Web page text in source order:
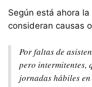
Según está ahora
consideran causas
Por faltas de
pero intermitentes,
jornadas hábiles en